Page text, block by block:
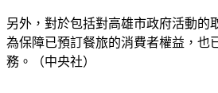
另外，對於包括對高雄市政府活動的
為保障已預訂餐旅的消費者權益，也
務。（中央社）